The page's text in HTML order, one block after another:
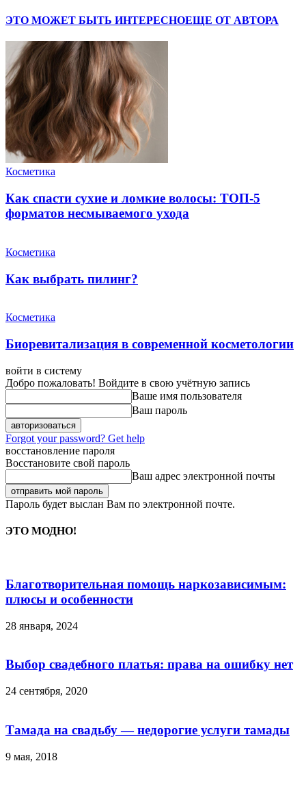
ЭТО МОЖЕТ БЫТЬ ИНТЕРЕСНОЕЩЕ ОТ АВТОРА
Косметика
Как спасти сухие и ломкие волосы: ТОП-5
форматов несмываемого ухода
Косметика
Как выбрать пилинг?
Косметика
Биоревитализация в современной косметологии
войти в систему
Добро пожаловать! Войдите в свою учётную запись
Ваше имя пользователя
Ваш пароль
Forgot your password? Get help
восстановление пароля
Восстановите свой пароль
Ваш адрес электронной почты
Пароль будет выслан Вам по электронной почте.
ЭТО МОДНО!
Благотворительная помощь наркозависимым:
плюсы и особенности
28 января, 2024
Выбор свадебного платья: права на ошибку нет
24 сентября, 2020
Тамада на свадьбу — недорогие услуги тамады
9 мая, 2018